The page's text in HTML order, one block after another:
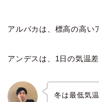
アルパカは、標高の高い
アンデスは、1日の気温
冬は最低気